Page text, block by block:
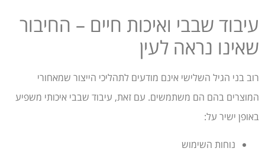
עיבוד שבבי ואיכות חיים – החיבור
שאינו נראה לעין
רוב בני הגיל השלישי אינם מודעים לתהליכי הייצור שמאחורי
המוצרים בהם הם משתמשים. עם זאת, עיבוד שבבי איכותי משפיע
באופן ישיר על:
נוחות השימוש